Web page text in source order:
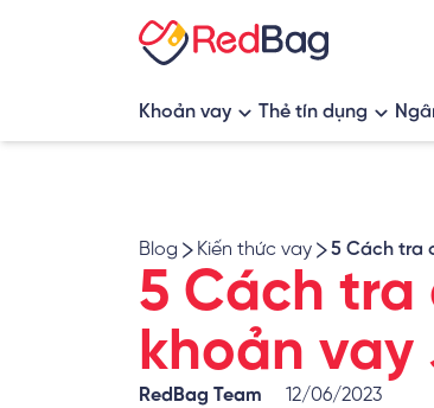
Khoản vay
Vay thế chấp
Vay tín chấp
Vay mua nhà, vay vốn kinh
Thẻ tín dụng
Thẻ tín dụng tích
Thẻ tín dụng rút
Blog Kiến thức vay 5 Cách tra
5 Cách
khoản vay
RedBag Team
12/06/2023